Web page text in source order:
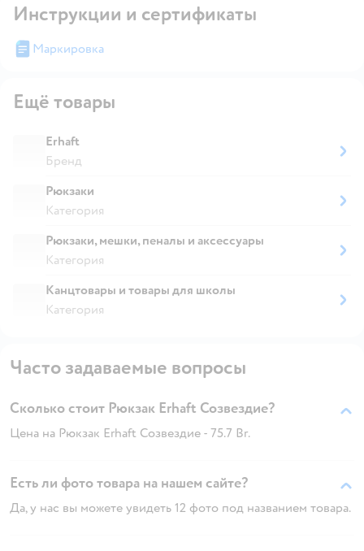
Инструкции и сертификаты
Маркировка
Ещё товары
Erhaft
Бренд
Рюкзаки
Категория
Рюкзаки, мешки, пеналы и аксессуары
Категория
Канцтовары и товары для школы
Категория
Часто задаваемые вопросы
Сколько стоит Рюкзак Erhaft Созвездие?
Цена на Рюкзак Erhaft Созвездие - 75.7 Br.
Есть ли фото товара на нашем сайте?
Да, у нас вы можете увидеть 12 фото под названием товара.